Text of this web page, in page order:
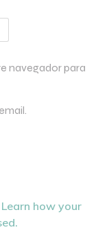
navegador para
Learn how your